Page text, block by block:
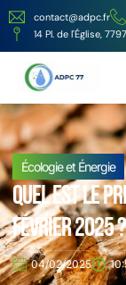
contact@adpc.fr
14 Pl. de l'Église,
Écologie et Énergie
Quel est le
février 2025 ?
04/02/2025